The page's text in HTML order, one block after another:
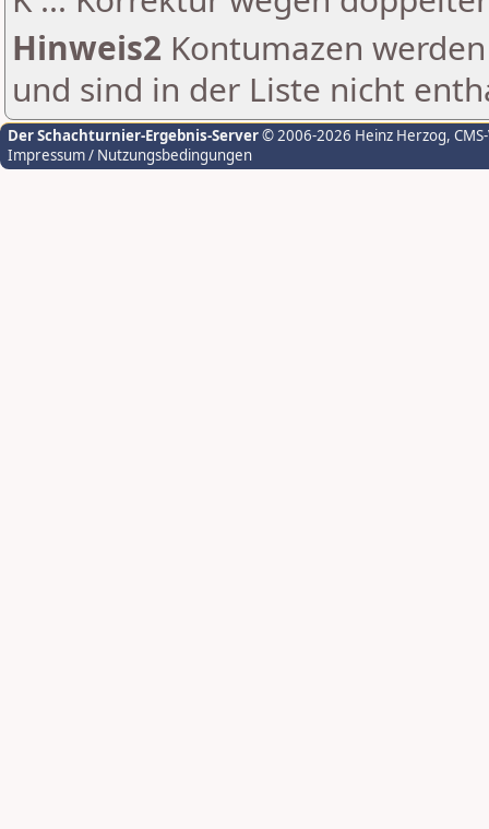
Hinweis2 Kontumazen
und sind in der Liste nicht
Der Schachturnier-Ergebnis-Server© 2006-2026 Heinz Herzog,
Impressum / Nutzungsbedingungen